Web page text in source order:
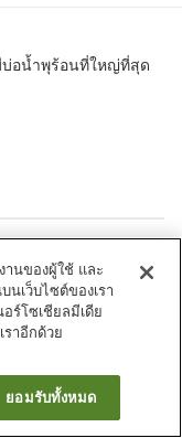
บ่อน้ำพุร้อนที่ใหญ่ที่สุด
รส่วนตัว
รี่
านของผู้ใช้ และ
เว็บไซต์ของเรา
ร์โซเชียลมีเดีย
ราอีกด้วย
ยอมรับทั้งหมด